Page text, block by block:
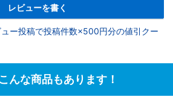
レビューを書く
ー投稿で投稿件数×500円分の値引クー
んな商品もあります！